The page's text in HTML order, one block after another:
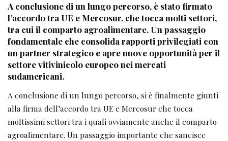
A conclusione di un lungo percorso, è stato firmato
l’accordo tra UE e Mercosur, che tocca molti settori,
tra cui il comparto agroalimentare. Un passaggio
fondamentale che consolida rapporti privilegiati con
un partner strategico e apre nuove opportunità per il
settore vitivinicolo europeo nei mercati
sudamericani.
A conclusione di un lungo percorso, si è finalmente giunti
alla firma dell’accordo tra UE e Mercosur che tocca
moltissimi settori tra i quali ovviamente anche il comparto
agroalimentare. Un passaggio importante che sancisce